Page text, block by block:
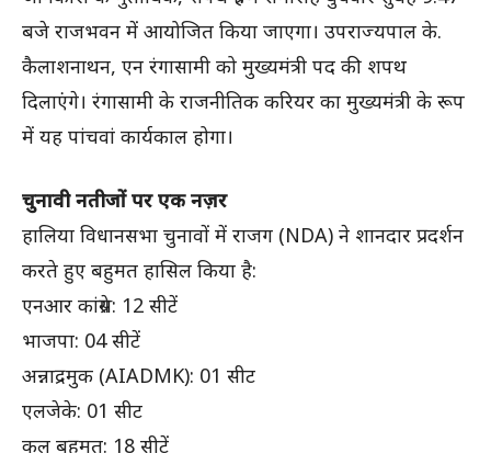
बजे राजभवन में आयोजित किया जाएगा। उपराज्यपाल के.
कैलाशनाथन, एन रंगासामी को मुख्यमंत्री पद की शपथ
दिलाएंगे। रंगासामी के राजनीतिक करियर का मुख्यमंत्री के रूप
में यह पांचवां कार्यकाल होगा।
चुनावी नतीजों पर एक नज़र
हालिया विधानसभा चुनावों में राजग (NDA) ने शानदार प्रदर्शन
करते हुए बहुमत हासिल किया है:
एनआर कांग्रेस: 12 सीटें
भाजपा: 04 सीटें
अन्नाद्रमुक (AIADMK): 01 सीट
एलजेके: 01 सीट
कुल बहुमत: 18 सीटें